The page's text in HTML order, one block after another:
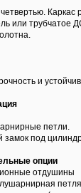
или трубчатое
и
петли.
замок под
опции
отдушины